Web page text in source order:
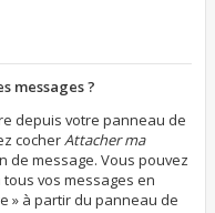
messages ?
depuis votre panneau de
cocherAttacher ma
message. Vous pouvez
vos messages en
» à partir du panneau de